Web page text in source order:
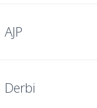
AJP
Derbi